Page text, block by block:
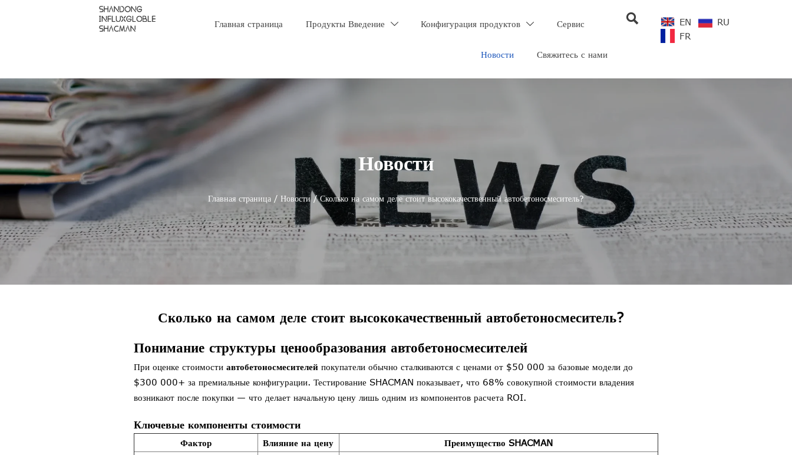
Главная страница Продукты Введение  Конфигурация продуктов  Сервис
Новости Свяжитесь с нами
 EN
RU
FR
Новости
Главная страница / Новости/Сколько на самом деле стоит высококачественный автобетоносмеситель?
Сколько на самом деле стоит высококачественный автобетоносмеситель?
Понимание структуры ценообразования автобетоносмесителей
При оценке стоимости автобетоносмесителейпокупатели обычно сталкиваются с ценами от $50 000 за базовые модели до
$300 000+ за премиальные конфигурации. Тестирование SHACMAN показывает, что 68% совокупной стоимости владения
возникают после покупки — что делает начальную цену лишь одним из компонентов расчета ROI.
Ключевые компоненты стоимости
Фактор Влияние на цену Преимущество SHACMAN